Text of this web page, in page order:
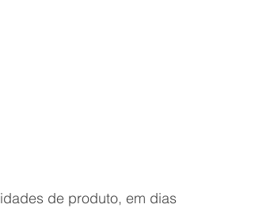
de produto, em dias